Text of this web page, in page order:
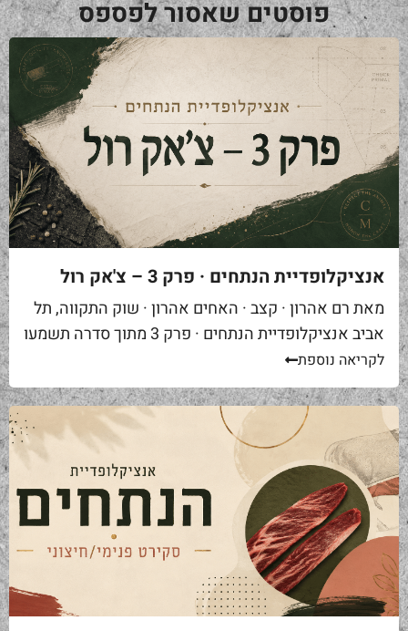
פוסטים שאסור לפספס
אנציקלופדיית הנתחים · פרק 3 – צ'אק רול
מאת רם אהרון · קצב · האחים אהרון · שוק התקווה, תל
אביב אנציקלופדיית הנתחים · פרק 3 מתוך סדרה תשמעו
סיפור. אתם באים לאחת ממסעדות הבשר הטובות...
לקריאה נוספת